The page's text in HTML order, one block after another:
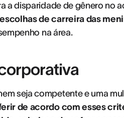
a disparidade de gênero no
de carreira das
na área.
seja competente e uma
de acordo com esses